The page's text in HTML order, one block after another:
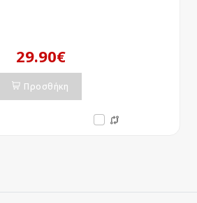
29.90€
Προσθήκη